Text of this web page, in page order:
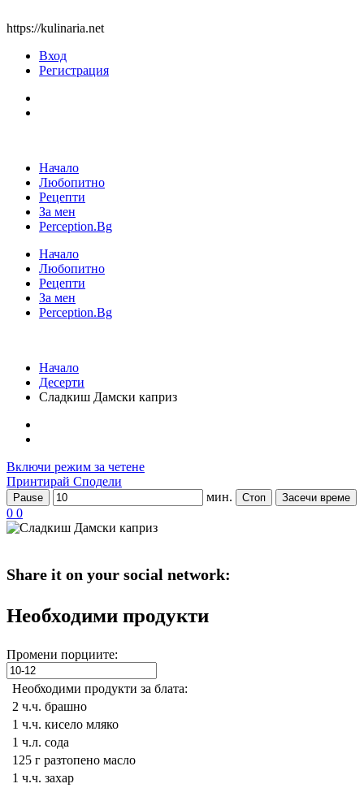
https://kulinaria.net
Вход
Регистрация
Начало
Любопитно
Рецепти
За мен
Perception.Bg
Начало
Любопитно
Рецепти
За мен
Perception.Bg
Начало
Десерти
Сладкиш Дамски каприз
Включи режим за четене
Принтирай Сподели
Pause мин. Стоп Засечи време
0 0
Share it on your social network:
Необходими продукти
Промени порциите:
Необходими продукти за блата:
2 ч.ч. брашно
1 ч.ч. кисело мляко
1 ч.л. сода
125 г разтопено масло
1 ч.ч. захар